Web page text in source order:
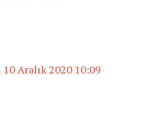
10 Aralık 2020 10:09